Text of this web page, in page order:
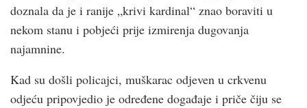
doznala da je i ranije „krivi kardinal“ znao boraviti u
nekom stanu i pobjeći prije izmirenja dugovanja
najamnine.
Kad su došli policajci, muškarac odjeven u crkvenu
odjeću pripovjedio je određene događaje i priče čiju se